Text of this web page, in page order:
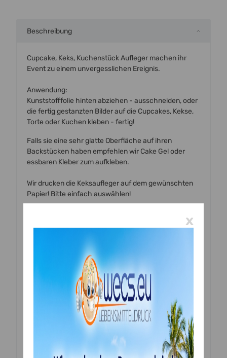
Beschreibung
Cupcake, Keks, Kuchenstück Aufleger machen ihr
Event zu einem unvergesslichen Ereignis.
Anwendung:
Kunststofffolie hinten abziehen - ausschneiden, oder
die fertig gestanzten Bilder auf die Cupcakes, Kekse,
Torte oder Kuchen kleben - fertig!
Falls sie eine sehr glatte Oberfläche auf ihren
Backstücken haben empfehlen wir Cake Gel oder
essbaren Kleber zum aufkleben.
Wir drucken die Keksaufleger auf dem gewünschten
Papier! Bitte einfach auswählen!
Cremen geeignet, da es sehr leicht aufweicht, sobald
Saracino Cake Paper ist rau was die Auflösung der
Bilder etwas beeinträchtigt.
Wenn Sie die Aufleger nicht selbst ausschneiden
wollen, klicken Sie auf Stanzservice und wir
übernehmen das für Sie!
Die essbaren Bilder werden mit einem für den
Lebensmitteldruck zertifizierten Drucker, mit
Lebensmitteltinte bedruckt und sind zu 100 % essbar.
x